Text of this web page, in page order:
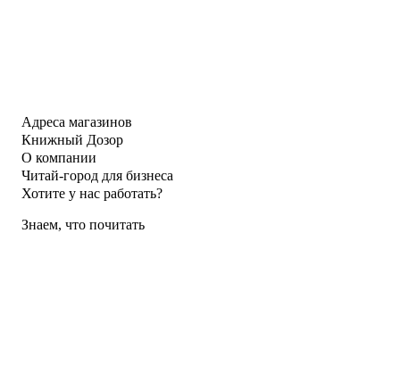
Адреса магазинов
Книжный Дозор
О компании
Читай-город для бизнеса
Хотите у нас работать?
Знаем, что почитать